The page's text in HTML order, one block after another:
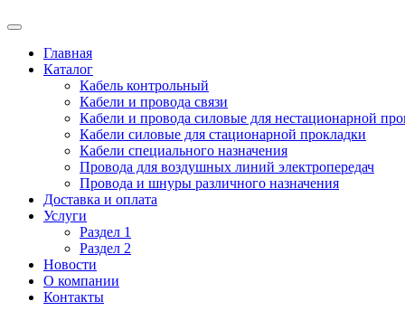
Главная
Каталог
Кабель контрольный
Кабели и провода связи
Кабели и провода силовые для нестационарной
Кабели силовые для стационарной прокладки
Кабели специального назначения
Провода для воздушных линий электропередач
Провода и шнуры различного назначения
Доставка и оплата
Услуги
Раздел 1
Раздел 2
Новости
О компании
Контакты